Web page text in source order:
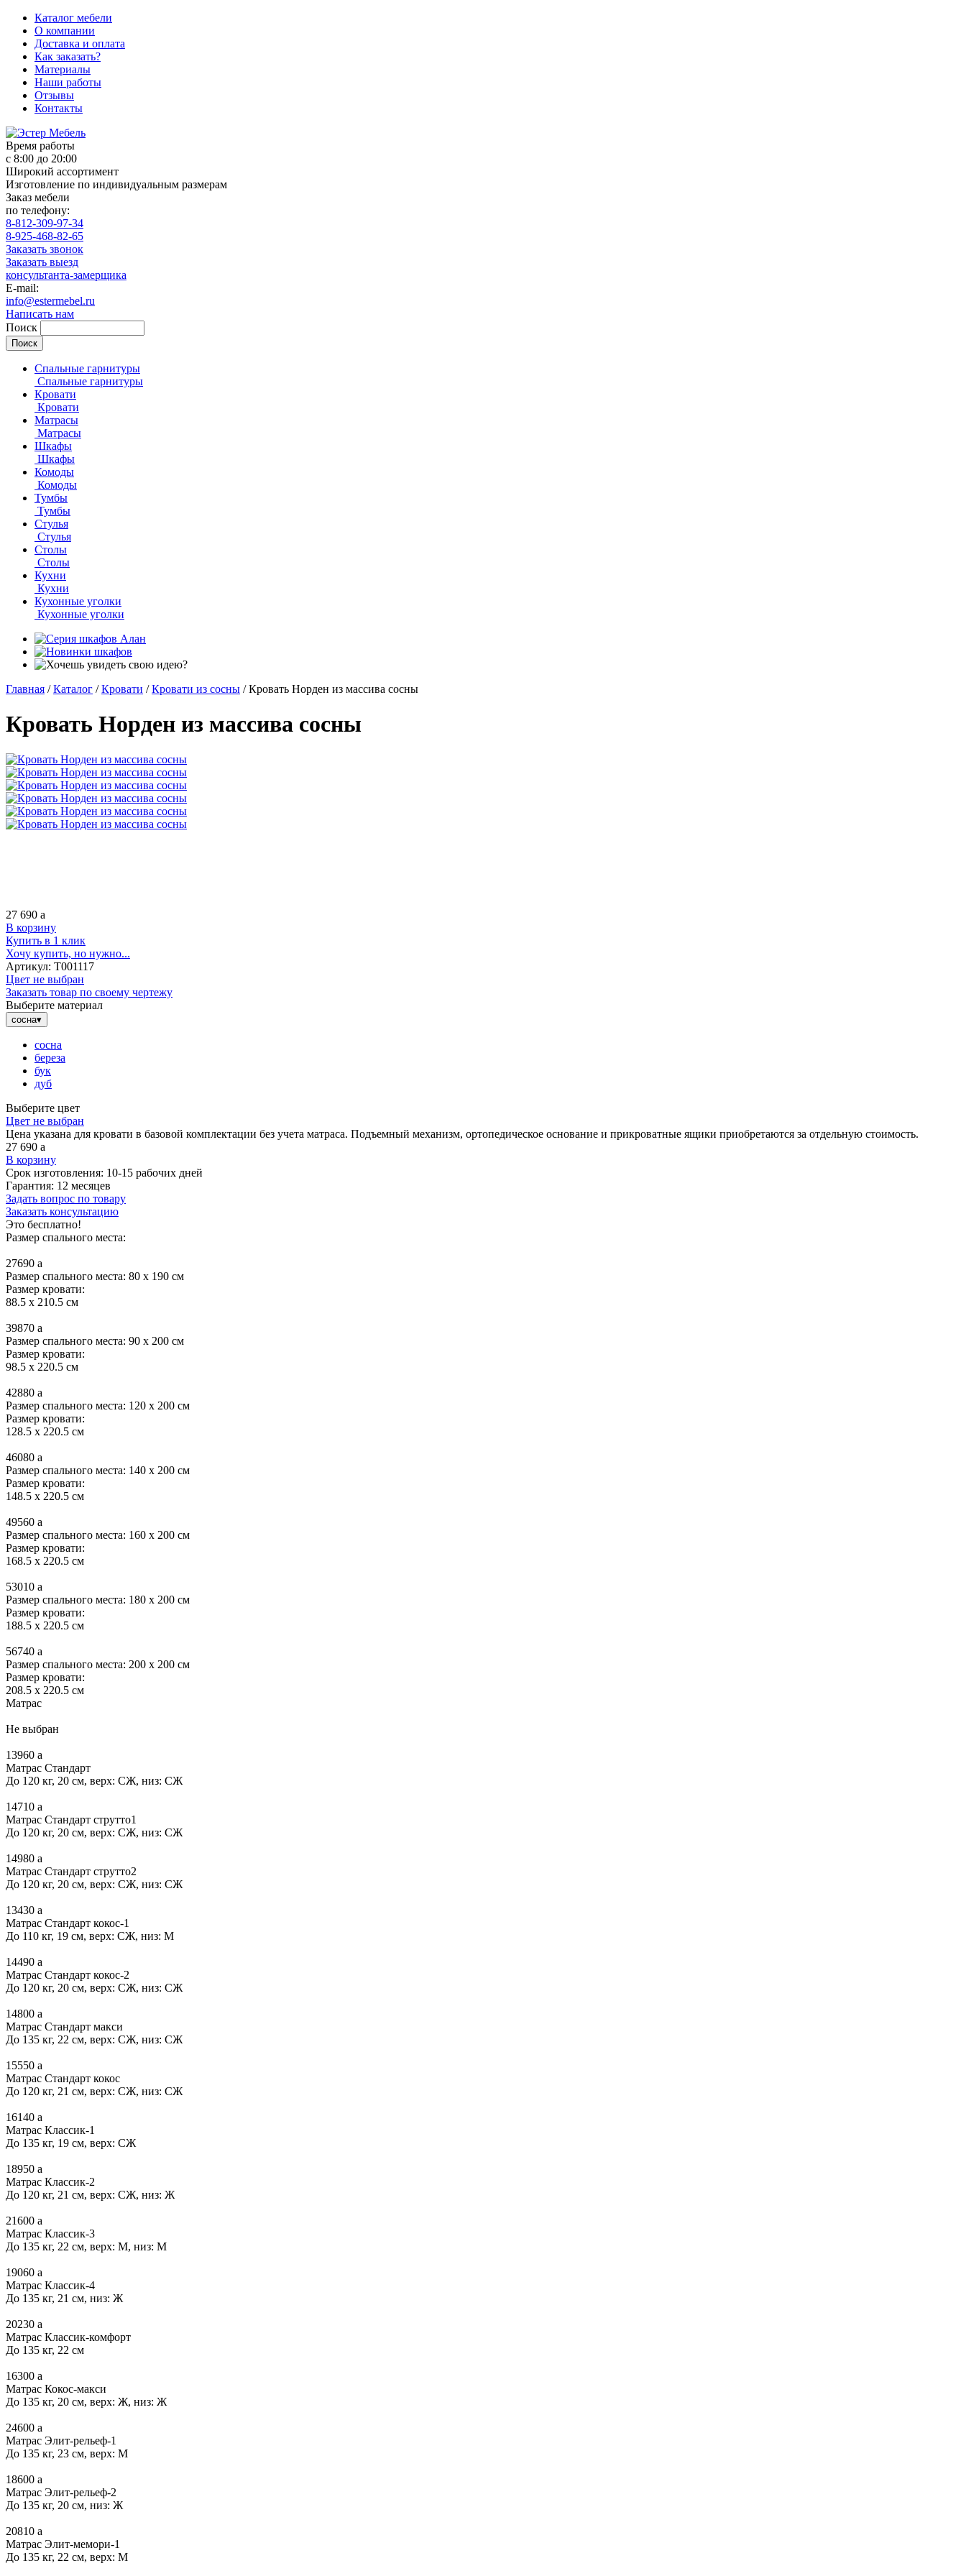
Каталог мебели
О компании
Доставка и оплата
Как заказать?
Материалы
Наши работы
Отзывы
Контакты
Время работы
с 8:00 до 20:00
Широкий ассортимент
Изготовление по индивидуальным размерам
Заказ мебели
по телефону:
8-812-309-97-34
8-925-468-82-65
Заказать звонок
Заказать выезд
консультанта-замерщика
E-mail:
info@estermebel.ru
Написать нам
Поиск
Спальные гарнитуры
Спальные гарнитуры
Кровати
Кровати
Матрасы
Матрасы
Шкафы
Шкафы
Комоды
Комоды
Тумбы
Тумбы
Стулья
Стулья
Столы
Столы
Кухни
Кухни
Кухонные уголки
Кухонные уголки
Главная / Каталог / Кровати / Кровати из сосны / Кровать Норден из массива сосны
Кровать Норден из массива сосны
27 690 a
В корзину
Купить в 1 клик
Хочу купить, но нужно...
Артикул: Т001117
Цвет не выбран
Заказать товар по своему чертежу
Выберите материал
сосна▾
сосна
береза
бук
дуб
Выберите цвет
Цвет не выбран
Цена указана для кровати в базовой комплектации без учета матраса. Подъемный механизм, ортопедическое основание и прикроватные ящики приобретаются за отдельную стоимость.
27 690 a
В корзину
Срок изготовления: 10-15 рабочих дней
Гарантия: 12 месяцев
Задать вопрос по товару
Заказать консультацию
Это бесплатно!
Размер спального места:
27690 a
Размер спального места: 80 x 190 см
Размер кровати:
88.5 x 210.5 см
39870 a
Размер спального места: 90 x 200 см
Размер кровати:
98.5 x 220.5 см
42880 a
Размер спального места: 120 x 200 см
Размер кровати:
128.5 x 220.5 см
46080 a
Размер спального места: 140 x 200 см
Размер кровати:
148.5 x 220.5 см
49560 a
Размер спального места: 160 x 200 см
Размер кровати:
168.5 x 220.5 см
53010 a
Размер спального места: 180 x 200 см
Размер кровати:
188.5 x 220.5 см
56740 a
Размер спального места: 200 x 200 см
Размер кровати:
208.5 x 220.5 см
Матрас
Не выбран
13960 a
Матрас Стандарт
До 120 кг, 20 см, верх: СЖ, низ: СЖ
14710 a
Матрас Стандарт струтто1
До 120 кг, 20 см, верх: СЖ, низ: СЖ
14980 a
Матрас Стандарт струтто2
До 120 кг, 20 см, верх: СЖ, низ: СЖ
13430 a
Матрас Стандарт кокос-1
До 110 кг, 19 см, верх: СЖ, низ: М
14490 a
Матрас Стандарт кокос-2
До 120 кг, 20 см, верх: СЖ, низ: СЖ
14800 a
Матрас Стандарт макси
До 135 кг, 22 см, верх: СЖ, низ: СЖ
15550 a
Матрас Стандарт кокос
До 120 кг, 21 см, верх: СЖ, низ: СЖ
16140 a
Матрас Классик-1
До 135 кг, 19 см, верх: СЖ
18950 a
Матрас Классик-2
До 120 кг, 21 см, верх: СЖ, низ: Ж
21600 a
Матрас Классик-3
До 135 кг, 22 см, верх: М, низ: М
19060 a
Матрас Классик-4
До 135 кг, 21 см, низ: Ж
20230 a
Матрас Классик-комфорт
До 135 кг, 22 см
16300 a
Матрас Кокос-макси
До 135 кг, 20 см, верх: Ж, низ: Ж
24600 a
Матрас Элит-рельеф-1
До 135 кг, 23 см, верх: М
18600 a
Матрас Элит-рельеф-2
До 135 кг, 20 см, низ: Ж
20810 a
Матрас Элит-мемори-1
До 135 кг, 22 см, верх: М